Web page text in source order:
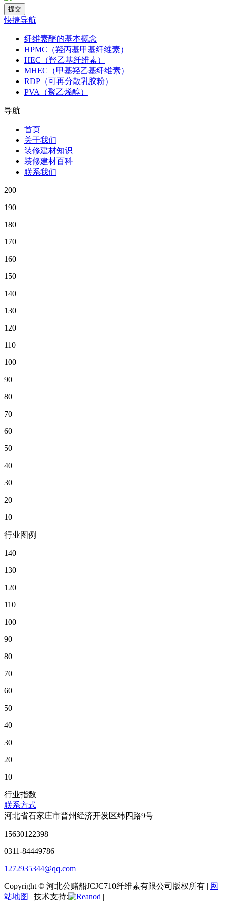
快捷导航
纤维素醚的基本概念
HPMC（羟丙基甲基纤维素）
HEC（羟乙基纤维素）
MHEC（甲基羟乙基纤维素）
RDP（可再分散乳胶粉）
PVA（聚乙烯醇）
导航
首页
关于我们
装修建材知识
装修建材百科
联系我们
200
190
180
170
160
150
140
130
120
110
100
90
80
70
60
50
40
30
20
10
行业图例
140
130
120
110
100
90
80
70
60
50
40
30
20
10
行业指数
联系方式
河北省石家庄市晋州经济开发区纬四路9号
15630122398
0311-84449786
1272935344@qq.com
Copyright © 河北公赌船JCJC710纤维素有限公司版权所有 | 网
站地图 | 技术支持: |